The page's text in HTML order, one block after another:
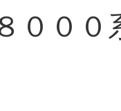
００